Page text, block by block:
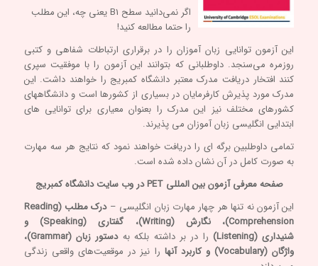
اگر نمی‌دانید سطح B1 یعنی چه،
این مطلب
را حتما مطالعه کنید!
این آزمون توانایی زبان آموزان را در برقراری ارتباطات شفاهی و کتبی
روزمره می‌سنجد. داوطلبانی که بتوانند این آزمون را با موفقیت سپری
کنند افتخار دریافت مدرک معتبر دانشگاه کمبریج را خواهند داشت. این
مدرک مورد پذیرش کارفرمایان در بسیاری از کشورها است و دانشگاههای
کشورهای مختلف نیز این مدرک را بعنوان معیاری برای توانایی های
ابتدایی انگلیسی زبان آموزان می پذیرند.
تمامی داوطلبین برگه ای را دریافت خواهند نمود که نتایج هر سه مهارت
به‌ صورت کامل در آن نشان داده شده است.
صفحه معرفی آزمون بین المللی PET در وب سایت دانشگاه کمبریج
این آزمون نه تنها هر چهار مهارت زبان انگلیسی –
درک مطلب (Reading
Comprehension)، نگارش (Writing)، گفتاری (Speaking) و
شنیداری (Listening) را در بر داشته بلکه به
دستور زبان (Grammar)،
واژگان (Vocabulary) و کاربرد آنها
را نیز در موقعیت‌های واقعی زندگی